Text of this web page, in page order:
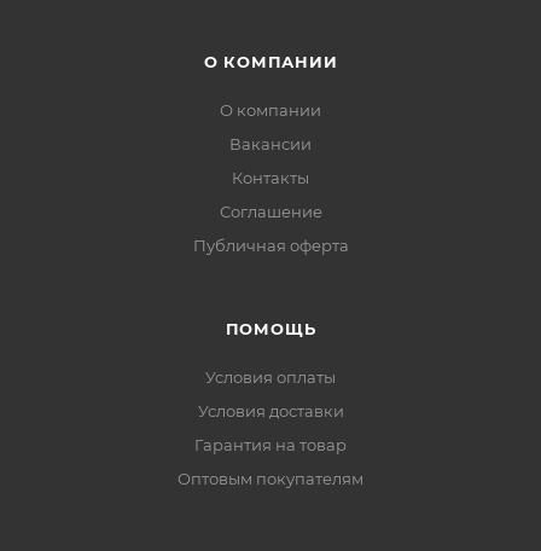
О КОМПАНИИ
О компании
Вакансии
Контакты
Соглашение
Публичная оферта
ПОМОЩЬ
Условия оплаты
Условия доставки
Гарантия на товар
Оптовым покупателям